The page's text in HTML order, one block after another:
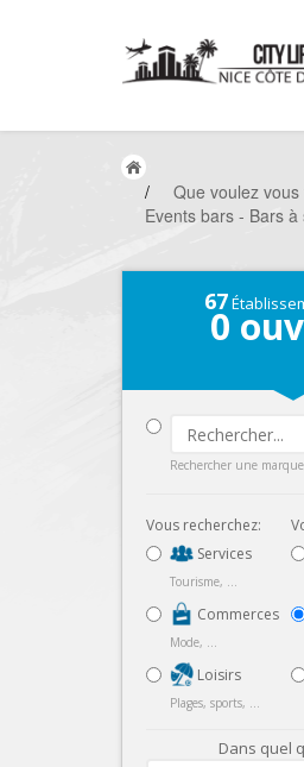
/ Que voulez vous
Events bars - Bars
67
0
Rechercher une
Vous recherchez:
Services
Tourisme, ...
Commerces
Mode, ...
Loisirs
Plages, sports, ...
Dans quel